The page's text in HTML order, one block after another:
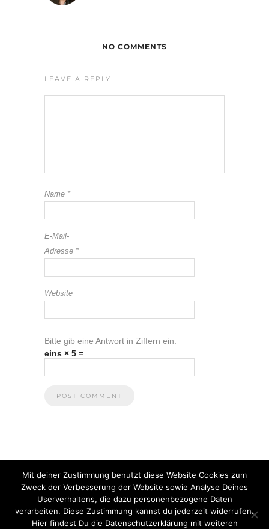
NO COMMENTS
LEAVE A REPLY
Name *
E-Mail-
Adresse *
Website
Bitte gib eine Antwort in Ziffern ein:
eins × 5 =
Mit deiner Zustimmung benutzt diese Website Cookies zum
Zweck der Verbesserung der Website sowie Analyse Deines
Userverhaltens, die dazu personenbezogene Daten
verarbeiten. Diese Zustimmung kannst du jederzeit widerrufen.
Hier findest Du die Datenschutzerklärung mit weiteren